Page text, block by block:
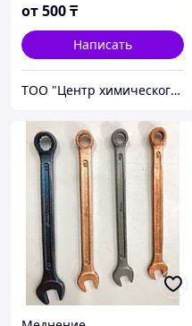
от500₸
Написать
ТОО "Центр химического инжиниринга и материаловедения"